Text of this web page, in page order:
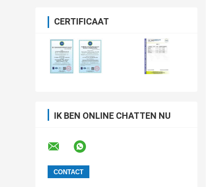
CERTIFICAAT
IK BEN ONLINE CHATTEN NU